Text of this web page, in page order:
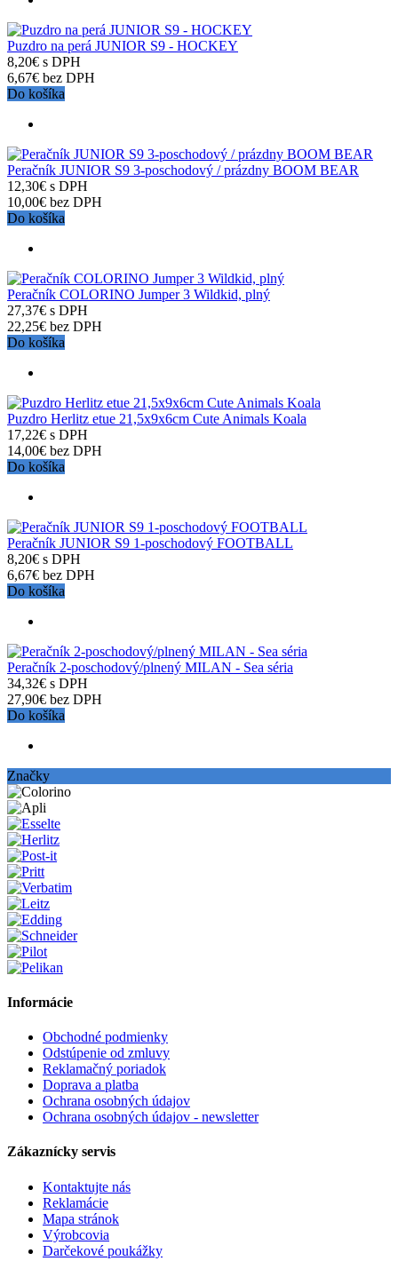
Puzdro na perá JUNIOR S9 - HOCKEY
8,20€ s DPH
6,67€ bez DPH
Do košíka
Peračník JUNIOR S9 3-poschodový / prázdny BOOM BEAR
12,30€ s DPH
10,00€ bez DPH
Do košíka
Peračník COLORINO Jumper 3 Wildkid, plný
27,37€ s DPH
22,25€ bez DPH
Do košíka
Puzdro Herlitz etue 21,5x9x6cm Cute Animals Koala
17,22€ s DPH
14,00€ bez DPH
Do košíka
Peračník JUNIOR S9 1-poschodový FOOTBALL
8,20€ s DPH
6,67€ bez DPH
Do košíka
Peračník 2-poschodový/plnený MILAN - Sea séria
34,32€ s DPH
27,90€ bez DPH
Do košíka
Značky
Informácie
Obchodné podmienky
Odstúpenie od zmluvy
Reklamačný poriadok
Doprava a platba
Ochrana osobných údajov
Ochrana osobných údajov - newsletter
Zákaznícky servis
Kontaktujte nás
Reklamácie
Mapa stránok
Výrobcovia
Darčekové poukážky